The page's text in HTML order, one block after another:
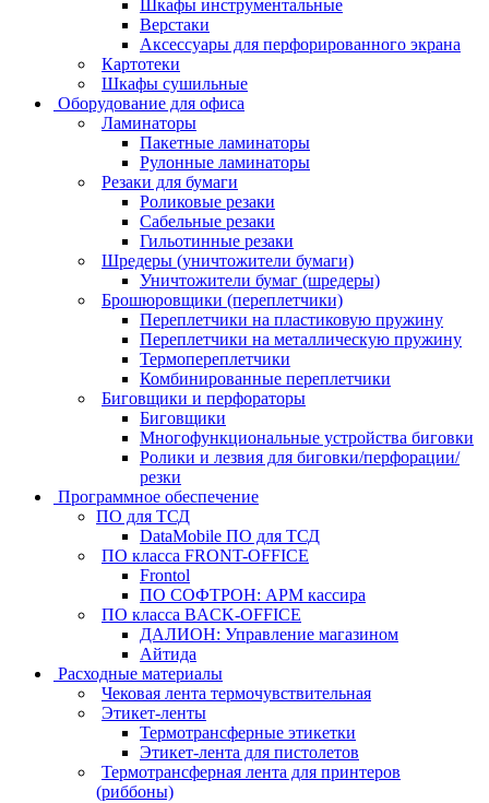
Шкафы инструментальные
Верстаки
Аксессуары для перфорированного экрана
Картотеки
Шкафы сушильные
Оборудование для офиса
Ламинаторы
Пакетные ламинаторы
Рулонные ламинаторы
Резаки для бумаги
Роликовые резаки
Сабельные резаки
Гильотинные резаки
Шредеры (уничтожители бумаги)
Уничтожители бумаг (шредеры)
Брошюровщики (переплетчики)
Переплетчики на пластиковую пружину
Переплетчики на металлическую пружину
Термопереплетчики
Комбинированные переплетчики
Биговщики и перфораторы
Биговщики
Многофункциональные устройства биговки
Ролики и лезвия для биговки/перфорации/
резки
Программное обеспечение
ПО для ТСД
DataMobile ПО для ТСД
ПО класса FRONT-OFFICE
Frontol
ПО СОФТРОН: АРМ кассира
ПО класса BACK-OFFICE
ДАЛИОН: Управление магазином
Айтида
Расходные материалы
Чековая лента термочувствительная
Этикет-ленты
Термотрансферные этикетки
Этикет-лента для пистолетов
Термотрансферная лента для принтеров
(риббоны)